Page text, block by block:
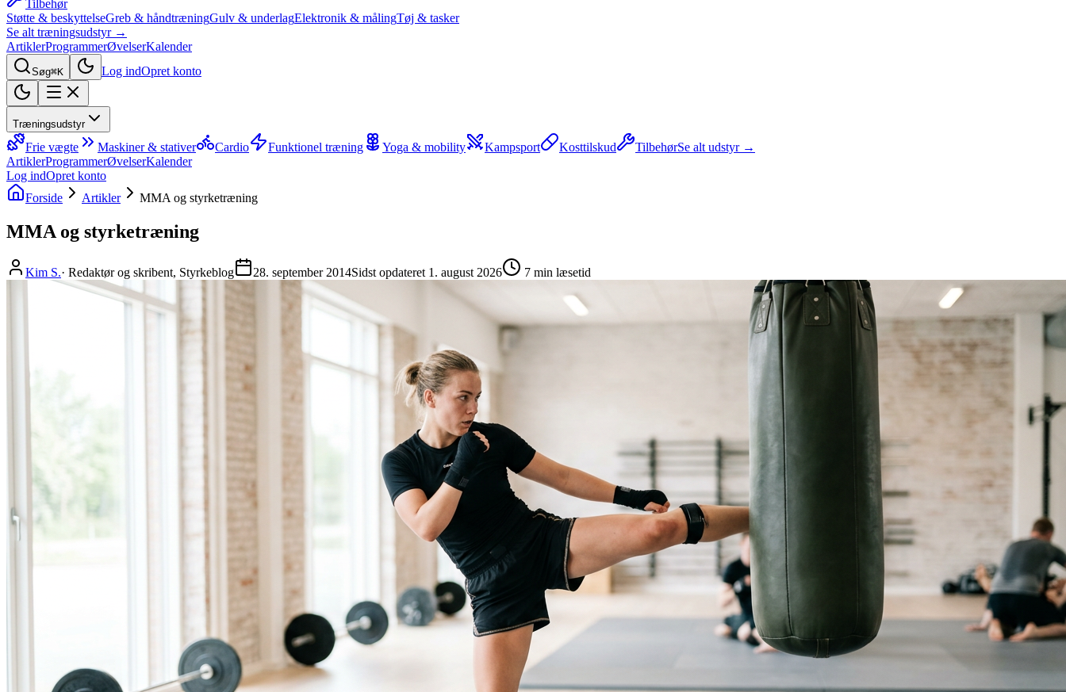
Tilbehør
Støtte & beskyttelseGreb & håndtræningGulv & underlagElektronik & målingTøj & tasker
Se alt træningsudstyr →
ArtiklerProgrammerØvelserKalender
Søg⌘K Log indOpret konto
Træningsudstyr
Frie vægte Maskiner & stativer Cardio Funktionel træning Yoga & mobility Kampsport Kosttilskud TilbehørSe alt udstyr →
ArtiklerProgrammerØvelserKalender
Log indOpret konto
Forside
Artikler MMA og styrketræning
MMA og styrketræning
Kim S.· Redaktør og skribent, Styrkeblog 28. september 2014Sidst opdateret 1. august 2026 7 min læsetid